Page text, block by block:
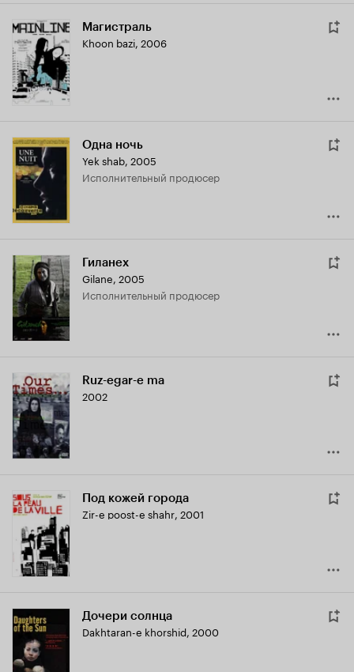
Магистраль
Khoon bazi, 2006
Одна ночь
Yek shab, 2005
исполнительный продюсер
Гиланех
Gilane, 2005
исполнительный продюсер
Ruz-egar-e ma
2002
Под кожей города
Zir-e poost-e shahr, 2001
Дочери солнца
Dakhtaran-e khorshid, 2000